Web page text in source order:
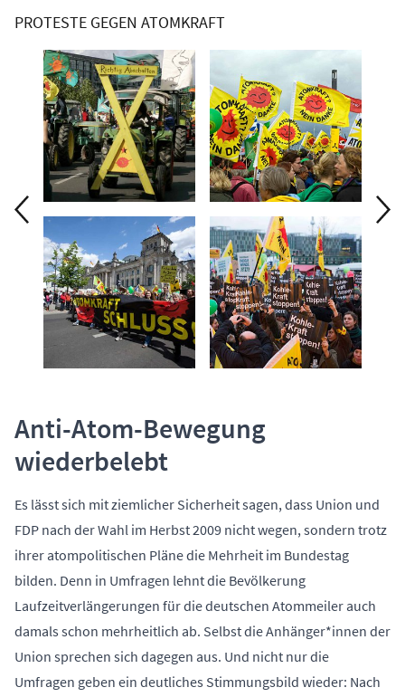
PROTESTE GEGEN ATOMKRAFT
Anti-Atom-Bewegung
wiederbelebt
Es lässt sich mit ziemlicher Sicherheit sagen, dass Union und
FDP nach der Wahl im Herbst 2009 nicht wegen, sondern trotz
ihrer atompolitischen Pläne die Mehrheit im Bundestag
bilden. Denn in Umfragen lehnt die Bevölkerung
Laufzeitverlängerungen für die deutschen Atommeiler auch
damals schon mehrheitlich ab. Selbst die Anhänger*innen der
Union sprechen sich dagegen aus. Und nicht nur die
Umfragen geben ein deutliches Stimmungsbild wieder: Nach